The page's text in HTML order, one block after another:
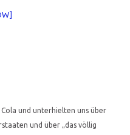
und unterhielten uns über
und über „das völlig